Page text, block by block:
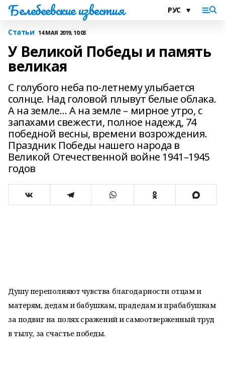
Белебеевские известия
Статьи 14 МАЯ 2019, 10:03
У Великой Победы и память
великая
С голубого неба по-летнему улыбается
солнце. Над головой плывут белые облака.
А на земле… А на земле – мирное утро, с
запахами свежести, полное надежд, 74
победной весны, времени возрождения.
Праздник Победы нашего народа в
Великой Отечественной войне 1941–1945
годов
Душу переполняют чувства благодарности отцам и
матерям, дедам и бабушкам, прадедам и прабабушкам
за подвиг на полях сражений и самоотверженный труд
в тылу, за счастье победы.